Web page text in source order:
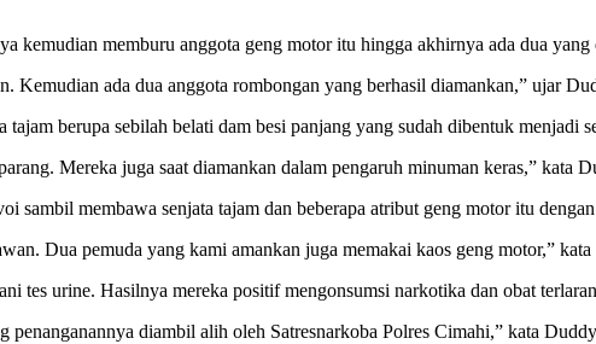
kemudian memburu anggota geng motor itu hingga akhirnya ada dua
Kemudian ada dua anggota rombongan yang berhasil diamankan,” ujar
berupa sebilah belati dam besi panjang yang sudah dibentuk menjadi
Mereka juga saat diamankan dalam pengaruh minuman keras,” kata
sambil membawa senjata tajam dan beberapa atribut geng motor itu
Dua pemuda yang kami amankan juga memakai kaos geng motor,”
tes urine. Hasilnya mereka positif mengonsumsi narkotika dan obat
penanganannya diambil alih oleh Satresnarkoba Polres Cimahi,” kata